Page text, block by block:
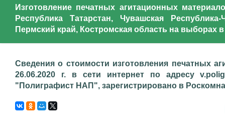
Изготовление печатных агитационных
Республика Татарстан, Чувашская
Пермский край, Костромская область на выборах
Сведения о стоимости изготовления печатных
26.06.2020 г. в сети интернет по адресу
"Полиграфист НАП", зарегистрировано в